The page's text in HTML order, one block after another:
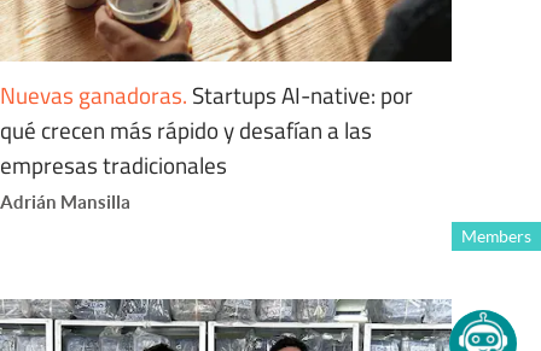
Nuevas ganadoras. Startups AI-native: por
qué crecen más rápido y desafían a las
empresas tradicionales
Adrián Mansilla
Members